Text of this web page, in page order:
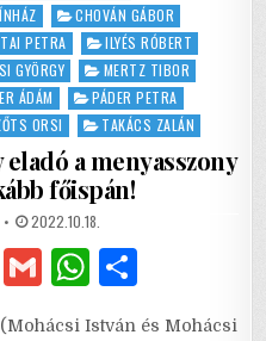
CHOVÁN GÁBOR
PETRA
ILYÉS RÓBERT
GYÖRGY
MERTZ TIBOR
ÁDÁM
PÁDER PETRA
ORSI TAKÁCS ZALÁN
eladó a menyasszony
főispán!
PUBLISHED
DATE:
2022.10.18.
E
m
G W
István és Mohácsi